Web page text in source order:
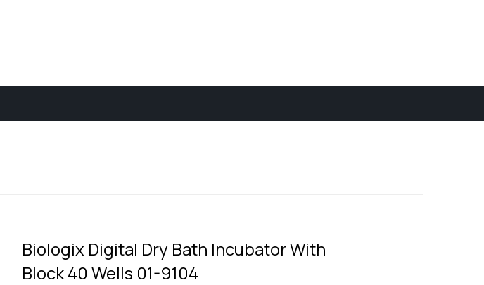
Biologix Digital Dry Bath Incubator With
Block 40 Wells 01-9104